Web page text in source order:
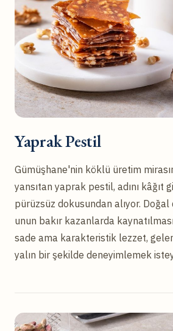
Yaprak Pestil
Gümüşhane'nin köklü üretim
yansıtan yaprak pestil, adını kâğıt
pürüzsüz dokusundan alıyor.
unun bakır kazanlarda
sade ama karakteristik lezzet,
yalın bir şekilde deneyimlemek